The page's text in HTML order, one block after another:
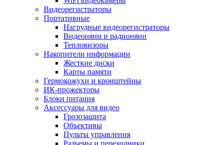
Видеорегистраторы
Портативные
Нагрудные видеорегистраторы
Видеоняни и радионяни
Тепловизоры
Накопители информации
Жесткие диски
Карты памяти
Гермокожухи и кронштейны
ИК-прожекторы
Блоки питания
Аксессуары для видео
Грозозащита
Объективы
Пульты управления
Разъемы и переходники